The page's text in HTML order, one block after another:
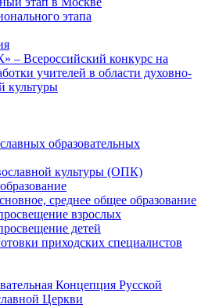
этапа
– Всероссийский конкурс на
учителей в области духовно-
культуры
образовательных
культуры (ОПК)
среднее общее образование
взрослых
детей
приходских специалистов
Концепция Русской
Церкви